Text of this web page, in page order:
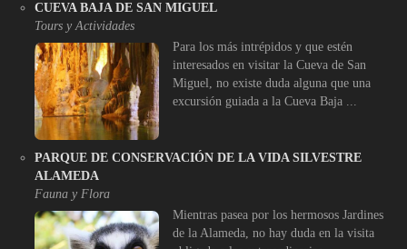
CUEVA BAJA DE SAN MIGUEL
Tours y Actividades
Para los más intrépidos y que estén
interesados en visitar la Cueva de San
Miguel, no existe duda alguna que una
excursión guiada a la Cueva Baja ...
PARQUE DE CONSERVACIÓN DE LA VIDA SILVESTRE
ALAMEDA
Fauna y Flora
Mientras pasea por los hermosos Jardines
de la Alameda, no hay duda en la visita